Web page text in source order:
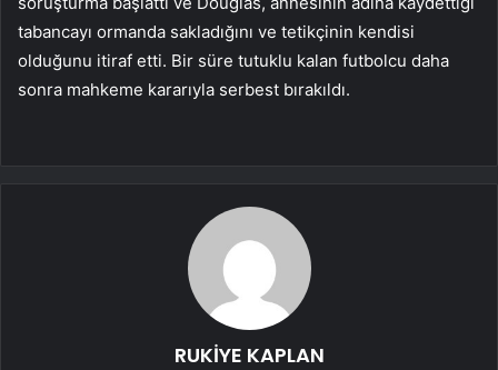
tabancayı ormanda sakladığını ve tetikçinin kendisi
olduğunu itiraf etti. Bir süre tutuklu kalan futbolcu daha
sonra mahkeme kararıyla serbest bırakıldı.
RUKİYE KAPLAN